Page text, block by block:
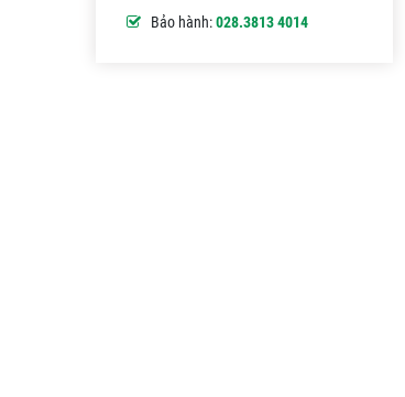
Bảo hành:028.3813 4014